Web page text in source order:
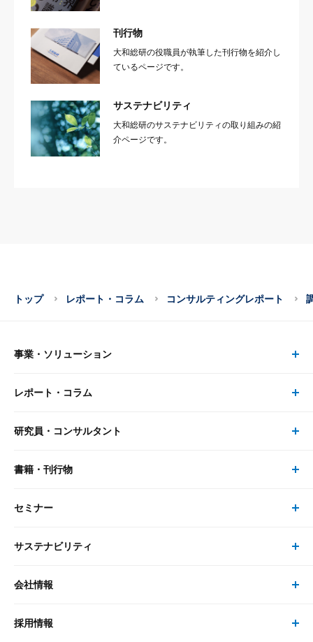
刊行物
大和総研の役職員が執筆した刊行物を紹介し
ているページです。
サステナビリティ
大和総研のサステナビリティの取り組みの紹
介ページです。
トップ レポート・コラム コンサルティングレポート
事業・ソリューション
事業・ソリューション トップ
リサーチ
大和総研の強み
レポート・コラム
レポート・コラム トップ
最新のレポート・コラム
研究員・コンサルタント
研究員・コンサルタント トップ
研究員
書籍・刊行物
書籍・刊行物 トップ
書籍
セミナー
セミナー トップ
現在受付中のセミナー・イベント
サステナビリティ
サステナビリティの取り組み
次世代社会への貢献
会社情報
会社情報 トップ
採用情報